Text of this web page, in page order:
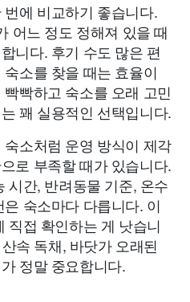
에 비교하기 좋습니다.
어느 정도 정해져 있을 때
니다. 후기 수도 많은 편
소를 찾을 때는 효율이
빡하고 숙소를 오래 고민
꽤 실용적인 선택입니다.
소처럼 운영 방식이 제각
로 부족할 때가 있습니다.
시간, 반려동물 기준, 온수
숙소마다 다릅니다. 이
직접 확인하는 게 낫습니
속 독채, 바닷가 오래된
정말 중요합니다.